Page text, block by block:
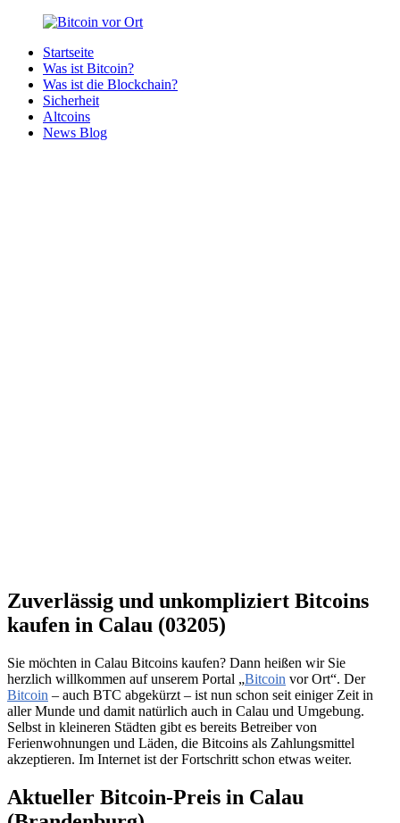
Zurück
Inhalt
Bitcoin
Bitcoins
deiner
Region
Startseite
Was ist Bitcoin?
Was ist die Blockchain?
Sicherheit
Altcoins
News Blog
Zuverlässig und unkompliziert Bitcoins
kaufen in Calau (03205)
Sie möchten in Calau Bitcoins kaufen? Dann heißen wir Sie
herzlich willkommen auf unserem Portal „Bitcoin vor Ort“. Der
Bitcoin – auch BTC abgekürzt – ist nun schon seit einiger Zeit in
aller Munde und damit natürlich auch in Calau und Umgebung.
Selbst in kleineren Städten gibt es bereits Betreiber von
Ferienwohnungen und Läden, die Bitcoins als Zahlungsmittel
akzeptieren. Im Internet ist der Fortschritt schon etwas weiter.
Aktueller Bitcoin-Preis in Calau